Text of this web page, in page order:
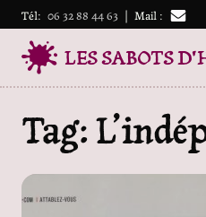
Tél: 06 32 88 44 63 | Mail :
LES SABOTS
Tag: